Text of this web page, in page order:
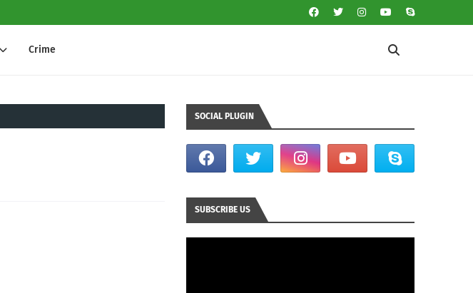
Crime
SOCIAL PLUGIN
SUBSCRIBE US